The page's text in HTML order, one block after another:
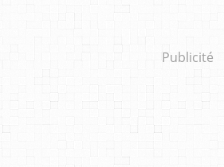
Publicité